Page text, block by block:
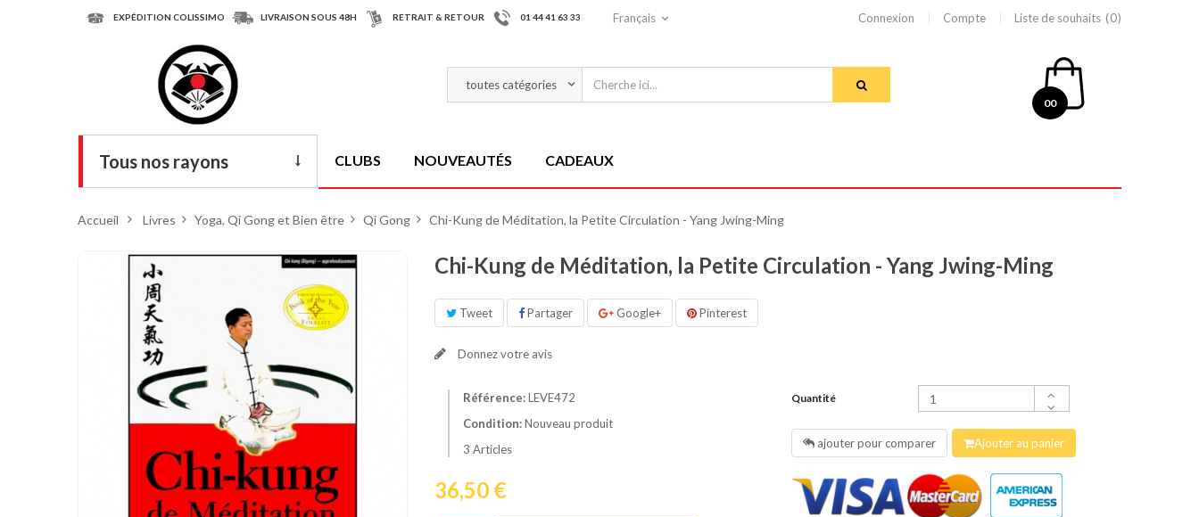
EXPÉDITION COLISSIMO LIVRAISON SOUS 48H RETRAIT & RETOUR 01 44 41 63 33 Français Connexion Compte Liste de souhaits 0
00
Tous nos rayons
Armes
Tenues
Chaussures
Protections
Cible de frappe
Condition physique
Accessoires
Tatamis
CLUBS NOUVEAUTÉS CADEAUX
Accueil > Livres > Yoga, Qi Gong et Bien être > Qi Gong > Chi-Kung de Méditation, la Petite Circulation - Yang Jwing-Ming
Chi-Kung de Méditation, la Petite Circulation - Yang Jwing-Ming
Tweet Partager Google+ Pinterest
Donnez votre avis
Référence:LEVE472
Condition:Nouveau produit
3 Articles
36,50 €
Quantité
ajouter pour comparer Ajouter au panier